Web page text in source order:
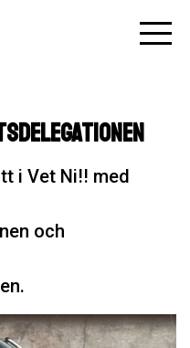
i Vet Ni!! med
och